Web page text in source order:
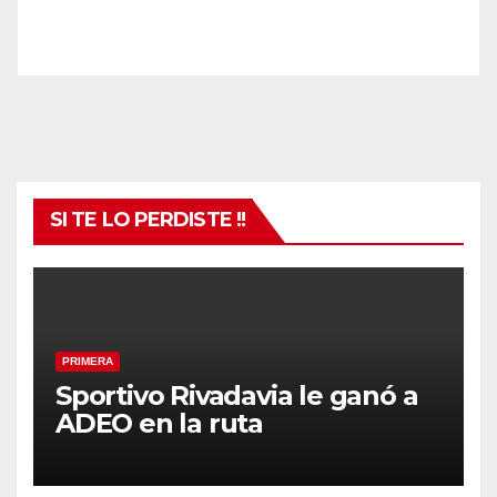
SI TE LO PERDISTE !!
PRIMERA
Sportivo Rivadavia le ganó a
ADEO en la ruta